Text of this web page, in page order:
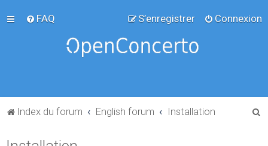
FAQ Connexion
S’enregistrer
Index du forum English forum Installation